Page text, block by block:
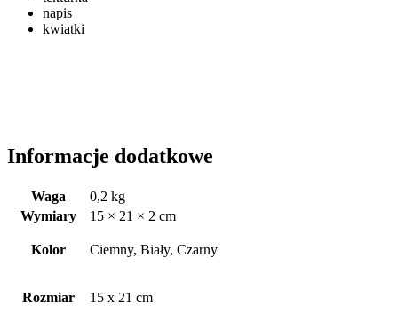
napis
kwiatki
Informacje dodatkowe
Waga
0,2 kg
Wymiary
15 × 21 × 2 cm
Kolor Ciemny, Biały, Czarny
Rozmiar 15 x 21 cm